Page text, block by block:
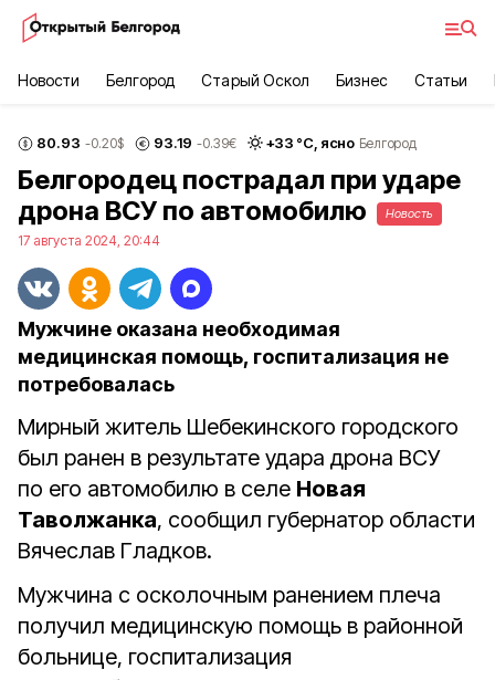
Новости Белгород Старый Оскол Бизнес Статьи
80.93 -0.20$ 93.19 -0.39€ +33 °С, ясно Белгород
Белгородец пострадал при ударе
дрона ВСУ по автомобилю
Новость
17 августа 2024, 20:44
Мужчине оказана необходимая
медицинская помощь, госпитализация не
потребовалась
Мирный житель Шебекинского городского
был ранен в результате удара дрона ВСУ
по его автомобилю в селе Новая
Таволжанка, сообщил губернатор области
Вячеслав Гладков.
Мужчина с осколочным ранением плеча
получил медицинскую помощь в районной
больнице, госпитализация